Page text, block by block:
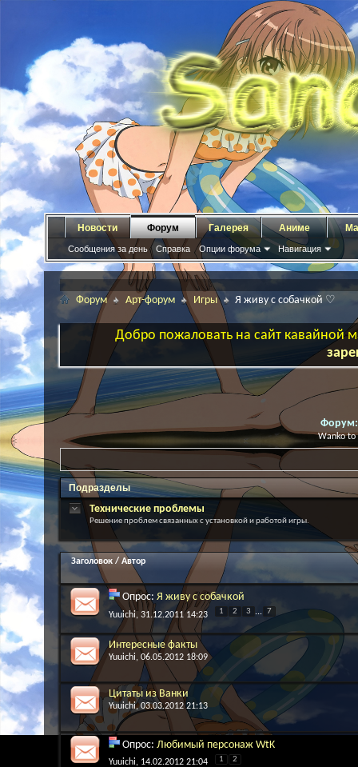
Новости Форум
Сообщения за день Справка Опции форума Навигация
Галерея Аниме
Форум Арт-форум Игры Я живу с собачкой ♡
Добро пожаловать на сайт кавайной
Wanko
Подразделы
Технические проблемы
Решение проблем связанных с установкой и работой игры.
Заголовок / Автор
Опрос: Я живу с собачкой
Yuuichi, 31.12.2011 14:23 1 2 3 ... 7
Интересные факты
Yuuichi, 06.05.2012 18:09
Цитаты из Ванки
Yuuichi, 03.03.2012 21:13
Опрос: Любимый персонаж WtK
Yuuichi, 14.02.2012 21:04 1 2